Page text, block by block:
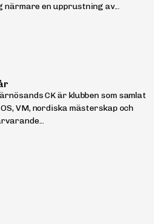
en upprustning av...
CK är klubben som samlat
VM, nordiska mästerskap och